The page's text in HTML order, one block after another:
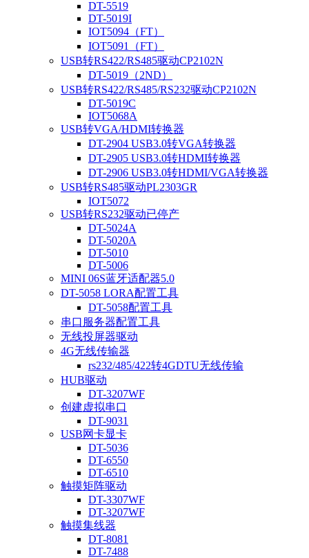
DT-5519
DT-5019I
IOT5094（FT）
IOT5091（FT）
USB转RS422/RS485驱动CP2102N
DT-5019（2ND）
USB转RS422/RS485/RS232驱动CP2102N
DT-5019C
IOT5068A
USB转VGA/HDMI转换器
DT-2904 USB3.0转VGA转换器
DT-2905 USB3.0转HDMI转换器
DT-2906 USB3.0转HDMI/VGA转换器
USB转RS485驱动PL2303GR
IOT5072
USB转RS232驱动已停产
DT-5024A
DT-5020A
DT-5010
DT-5006
MINI 06S蓝牙适配器5.0
DT-5058 LORA配置工具
DT-5058配置工具
串口服务器配置工具
无线投屏器驱动
4G无线传输器
rs232/485/422转4GDTU无线传输
HUB驱动
DT-3207WF
创建虚拟串口
DT-9031
USB网卡显卡
DT-5036
DT-6550
DT-6510
触摸矩阵驱动
DT-3307WF
DT-3207WF
触摸集线器
DT-8081
DT-7488